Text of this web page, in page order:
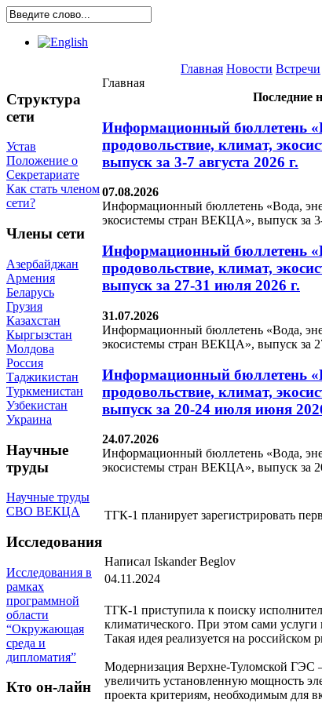
Главная Новости Встречи
Структура
сети
Устав
Положение о
Секретариате
Как стать членом
сети?
Члены сети
Азербайджан
Армения
Беларусь
Грузия
Казахстан
Кыргызстан
Молдова
Россия
Таджикистан
Туркменистан
Узбекистан
Украина
Научные
труды
Научные труды
СВО ВЕКЦА
Исследования
Исследования в
рамках
программной
области
“Окружающая
среда и
дипломатия”
Кто он-лайн
Главная
Последние
Информационный бюллетень
продовольствие, климат,
выпуск за 3-7 августа 2026 г.
07.08.2026
Информационный бюллетень «Вода,
экосистемы стран ВЕКЦА», выпуск за 3-
Информационный бюллетень
продовольствие, климат,
выпуск за 27-31 июля 2026 г.
31.07.2026
Информационный бюллетень «Вода,
экосистемы стран ВЕКЦА», выпуск за
Информационный бюллетень
продовольствие, климат,
выпуск за 20-24 июля июня
24.07.2026
Информационный бюллетень «Вода,
экосистемы стран ВЕКЦА», выпуск за
ТГК-1 планирует зарегистрировать
Написал Iskander Beglov
04.11.2024
ТГК-1 приступила к поиску
климатического. При этом сами
Такая идея реализуется на российском
Модернизация Верхне-Туломской ГЭС
увеличить установленную мощность
проекта критериям, необходимым для